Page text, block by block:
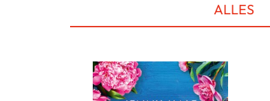
ALLES